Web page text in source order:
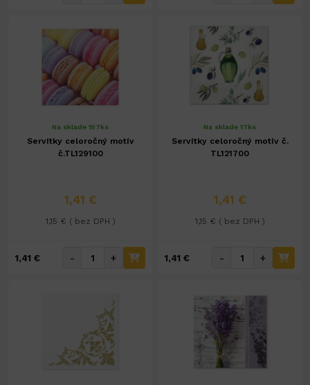
Na sklade 157ks
Servítky celoročný motív
č.TL129100
1,41 €
1,15 € ( bez DPH )
1,41 € - +
Na sklade 17ks
Servítky celoročný motív č.
TL121700
1,41 €
1,15 € ( bez DPH )
1,41 € - +